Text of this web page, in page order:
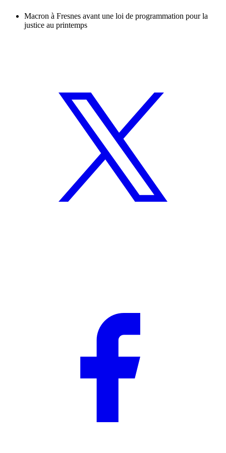
Macron à Fresnes avant une loi de programmation pour la
justice au printemps